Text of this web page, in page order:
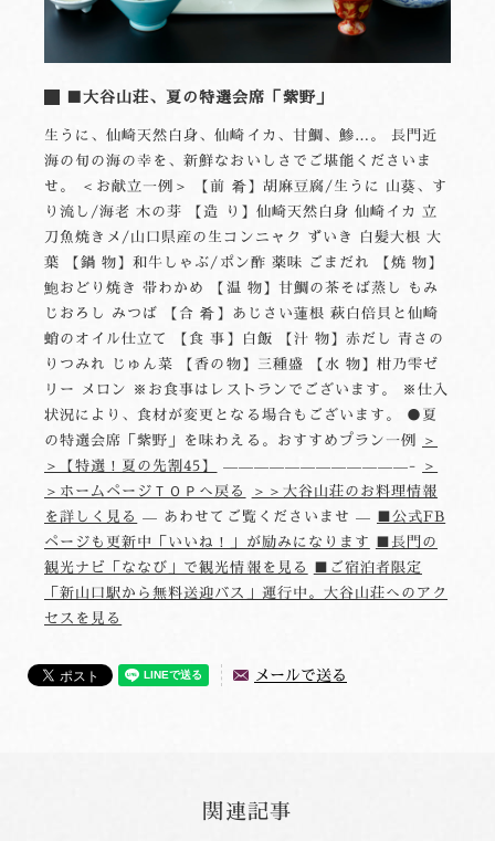
■大谷山荘、夏の特選会席「紫野」
生うに、仙崎天然白身、仙崎イカ、甘鯛、鯵…。 長門近
海の旬の海の幸を、新鮮なおいしさでご堪能くださいま
せ。 ＜お献立一例＞ 【前 肴】胡麻豆腐/生うに 山葵、す
り流し/海老 木の芽 【造 り】仙崎天然白身 仙崎イカ 立
刀魚焼きメ/山口県産の生コンニャク ずいき 白髪大根 大
葉 【鍋 物】和牛しゃぶ/ポン酢 薬味 ごまだれ 【焼 物】
鮑おどり焼き 帯わかめ 【温 物】甘鯛の茶そば蒸し もみ
じおろし みつば 【合 肴】あじさい蓮根 萩白倍貝と仙崎
蛸のオイル仕立て 【食 事】白飯 【汁 物】赤だし 青さの
りつみれ じゅん菜 【香の物】三種盛 【水 物】柑乃雫ゼ
リー メロン ※お食事はレストランでございます。 ※仕入
状況により、食材が変更となる場合もございます。 ●夏
の特選会席「紫野」を味わえる。おすすめプラン一例 ＞
＞【特選！夏の先割45】
————————————- ＞
＞ホームページＴＯＰへ戻る
＞＞大谷山荘のお料理情報
を詳しく見る — あわせてご覧くださいませ — ■公式FB
ページも更新中「いいね！」が励みになります ■長門の
観光ナビ「ななび」で観光情報を見る ■ご宿泊者限定
「新山口駅から無料送迎バス」運行中。大谷山荘へのアク
セスを見る
メールで送る
関連記事